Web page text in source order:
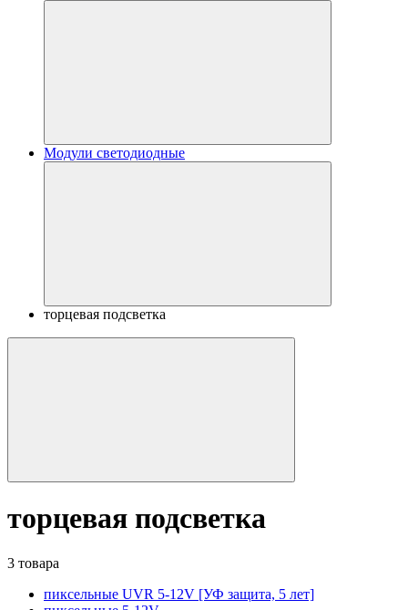
Модули светодиодные
торцевая подсветка
торцевая подсветка
3 товара
пиксельные UVR 5-12V [УФ защита, 5 лет]